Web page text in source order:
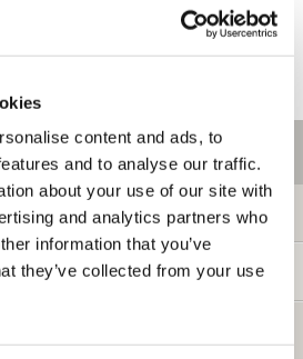
content and ads, to
and to analyse our traffic.
about your use of our site with
and analytics partners who
information that you’ve
they’ve collected from your use